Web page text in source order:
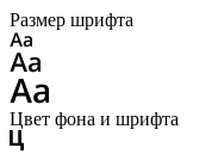
Размер шрифта
Цвет фона и шрифта